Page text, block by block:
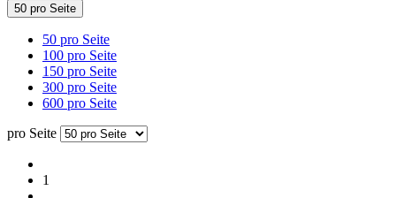
50 pro Seite
50 pro Seite
100 pro Seite
150 pro Seite
300 pro Seite
600 pro Seite
pro Seite
1